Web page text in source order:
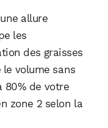
allure
les
des graisses
volume sans
80% de votre
zone 2 selon la